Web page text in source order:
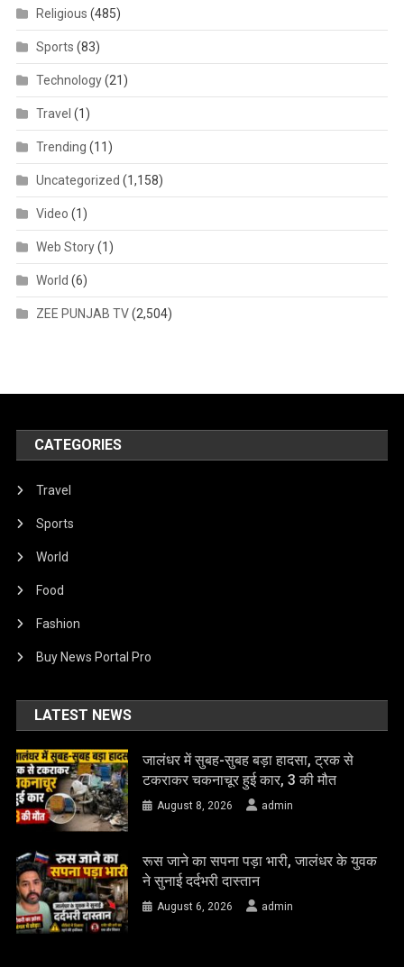
Religious (485)
Sports (83)
Technology(21)
Travel (1)
Trending (11)
Uncategorized (1,158)
Video (1)
Web Story(1)
World (6)
ZEE PUNJAB TV(2,504)
CATEGORIES
Travel
Sports
World
Food
Fashion
Buy News Portal Pro
LATEST NEWS
जालंधर में सुबह-सुबह बड़ा हादसा, ट्रक से
टकराकर चकनाचूर हुई कार, 3 की मौत
August 8, 2026 admin
रूस जाने का सपना पड़ा भारी, जालंधर के युवक
ने सुनाई दर्दभरी दास्तान
August 6, 2026 admin